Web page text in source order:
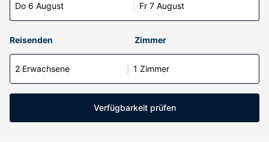
Do 6 August Fr 7 August
Reisenden Zimmer
2 Erwachsene 1 Zimmer
Verfügbarkeit prüfen